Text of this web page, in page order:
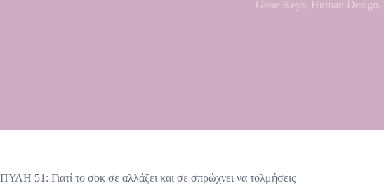
Gene Keys, Human Design,
ΠΥΛΗ 51: Γιατί το σοκ σε αλλάζει και σε σπρώχνει να τολμήσεις